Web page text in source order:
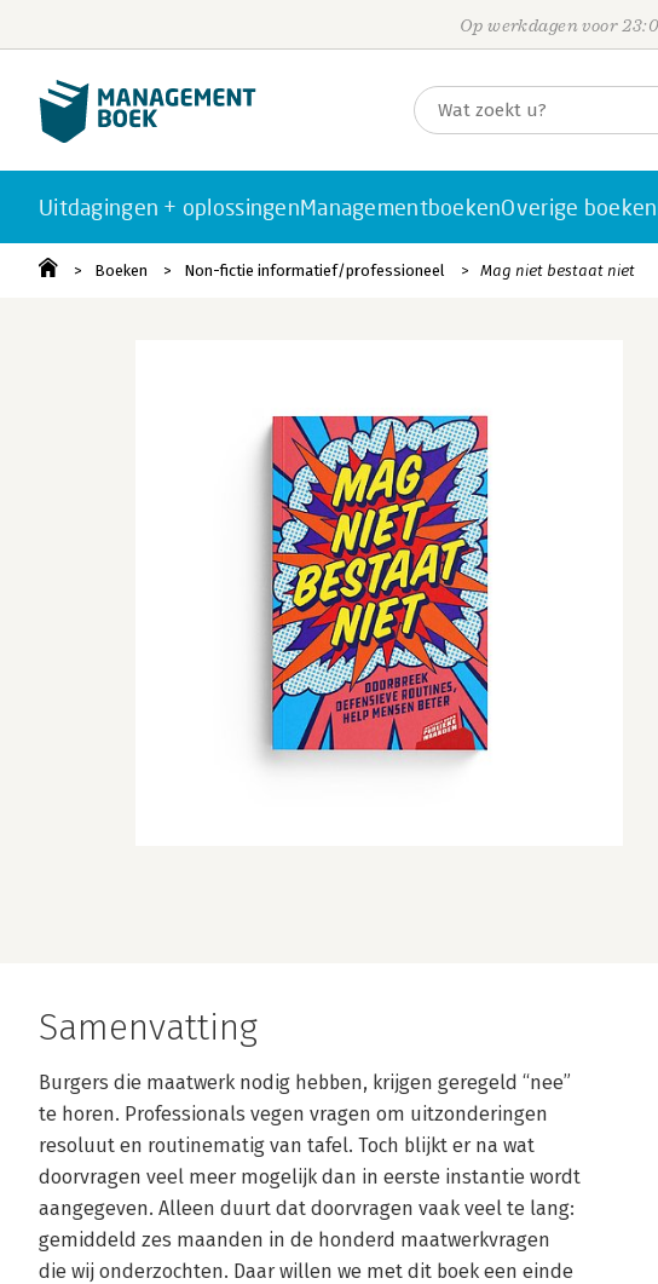
Op werkdagen voor
Uitdagingen + oplossingenManagementboekenOverige boeken
Boeken Non-fictie informatief/professioneel Mag niet bestaat niet
Samenvatting
Burgers die maatwerk nodig hebben, krijgen geregeld “nee”
te horen. Professionals vegen vragen om uitzonderingen
resoluut en routinematig van tafel. Toch blijkt er na wat
doorvragen veel meer mogelijk dan in eerste instantie wordt
aangegeven. Alleen duurt dat doorvragen vaak veel te lang:
gemiddeld zes maanden in de honderd maatwerkvragen
die wij onderzochten. Daar willen we met dit boek een einde